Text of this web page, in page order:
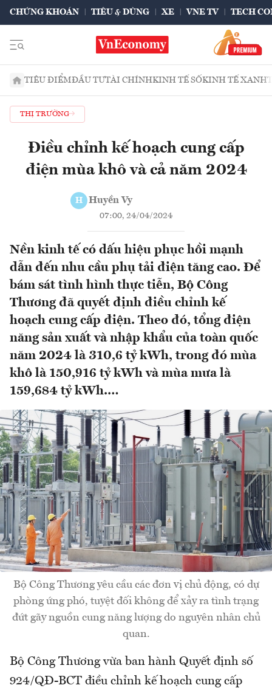
CHỨNG KHOÁN TIÊU & DÙNG XE VNE TV TECH
TIÊU ĐIỂMĐẦU TƯTÀI CHÍNHKINH TẾ SỐKINH TẾ XANH
THỊ TRƯỜNG
Điều chỉnh kế hoạch cung cấp
điện mùa khô và cả năm 2024
H Huyền Vy
07:00, 24/04/2024
Nền kinh tế có dấu hiệu phục hồi mạnh
dẫn đến nhu cầu phụ tải điện tăng cao. Để
bám sát tình hình thực tiễn, Bộ Công
Thương đã quyết định điều chỉnh kế
hoạch cung cấp điện. Theo đó, tổng điện
năng sản xuất và nhập khẩu của toàn quốc
năm 2024 là 310,6 tỷ kWh, trong đó mùa
khô là 150,916 tỷ kWh và mùa mưa là
159,684 tỷ kWh.…
Bộ Công Thương yêu cầu các đơn vị chủ động, có dự
phòng ứng phó, tuyệt đối không để xảy ra tình trạng
đứt gãy nguồn cung năng lượng do nguyên nhân chủ
quan.
Bộ Công Thương vừa ban hành Quyết định số
924/QĐ-BCT điều chỉnh kế hoạch cung cấp